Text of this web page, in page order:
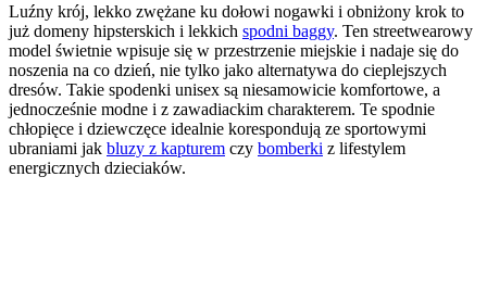
Luźny krój, lekko zwężane ku dołowi nogawki i obniżony krok to
już domeny hipsterskich i lekkich spodni baggy. Ten streetwearowy
model świetnie wpisuje się w przestrzenie miejskie i nadaje się do
noszenia na co dzień, nie tylko jako alternatywa do cieplejszych
dresów. Takie spodenki unisex są niesamowicie komfortowe, a
jednocześnie modne i z zawadiackim charakterem. Te spodnie
chłopięce i dziewczęce idealnie korespondują ze sportowymi
ubraniami jak bluzy z kapturem czy bomberki z lifestylem
energicznych dzieciaków.